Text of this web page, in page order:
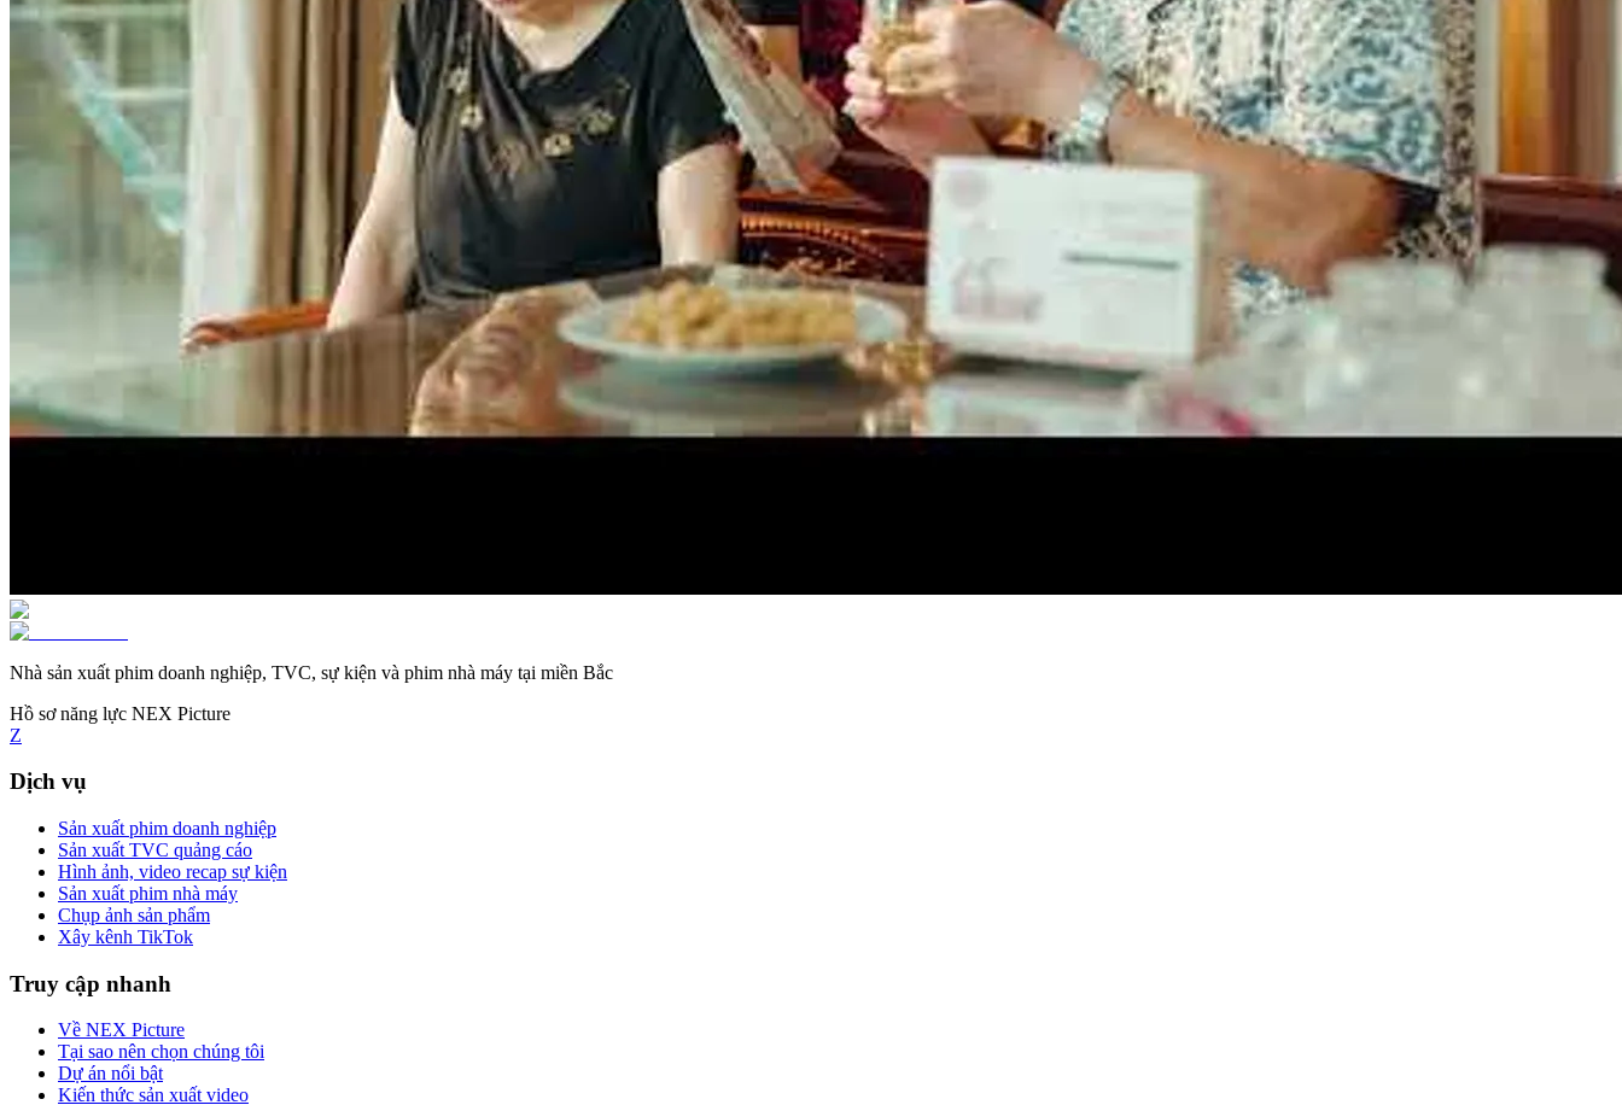
Nhà sản xuất phim doanh nghiệp, TVC, sự kiện và phim nhà máy tại miền Bắc
Hồ sơ năng lực NEX Picture
Z
Dịch vụ
Sản xuất phim doanh nghiệp
Sản xuất TVC quảng cáo
Hình ảnh, video recap sự kiện
Sản xuất phim nhà máy
Chụp ảnh sản phẩm
Xây kênh TikTok
Truy cập nhanh
Về NEX Picture
Tại sao nên chọn chúng tôi
Dự án nổi bật
Kiến thức sản xuất video